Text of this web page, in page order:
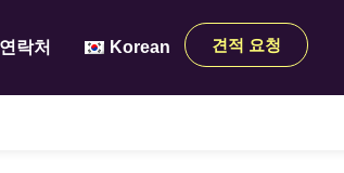
연락처 Korean 견적 요청